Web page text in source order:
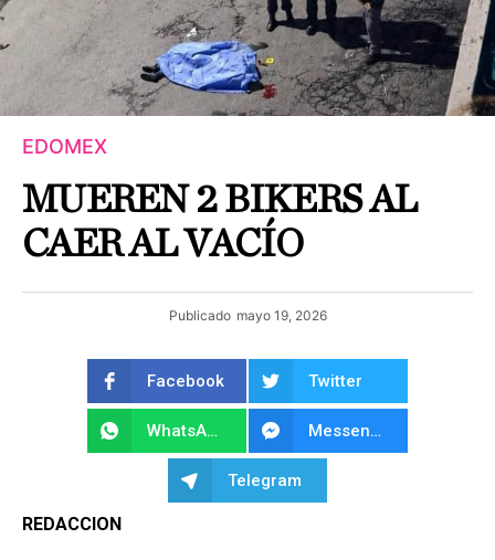
EDOMEX
MUEREN 2 BIKERS AL
CAER AL VACÍO
Publicado mayo 19, 2026
Facebook Twitter
WhatsApp Messenger
Telegram
REDACCION